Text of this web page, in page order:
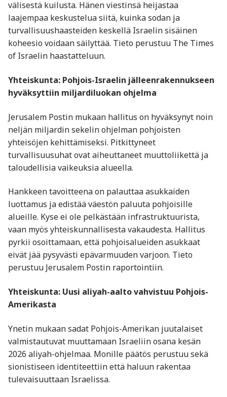
välisestä kuilusta. Hänen viestinsä heijastaa
laajempaa keskustelua siitä, kuinka sodan ja
turvallisuushaasteiden keskellä Israelin sisäinen
koheesio voidaan säilyttää. Tieto perustuu The Times
of Israelin haastatteluun.
Yhteiskunta: Pohjois-Israelin jälleenrakennukseen
hyväksyttiin miljardiluokan ohjelma
Jerusalem Postin mukaan hallitus on hyväksynyt noin
neljän miljardin sekelin ohjelman pohjoisten
yhteisöjen kehittämiseksi. Pitkittyneet
turvallisuusuhat ovat aiheuttaneet muuttoliikettä ja
taloudellisia vaikeuksia alueella.
Hankkeen tavoitteena on palauttaa asukkaiden
luottamus ja edistää väestön paluuta pohjoisille
alueille. Kyse ei ole pelkästään infrastruktuurista,
vaan myös yhteiskunnallisesta vakaudesta. Hallitus
pyrkii osoittamaan, että pohjoisalueiden asukkaat
eivät jää pysyvästi epävarmuuden varjoon. Tieto
perustuu Jerusalem Postin raportointiin.
Yhteiskunta: Uusi aliyah-aalto vahvistuu Pohjois-
Amerikasta
Ynetin mukaan sadat Pohjois-Amerikan juutalaiset
valmistautuvat muuttamaan Israeliin osana kesän
2026 aliyah-ohjelmaa. Monille päätös perustuu sekä
sionistiseen identiteettiin että haluun rakentaa
tulevaisuuttaan Israelissa.